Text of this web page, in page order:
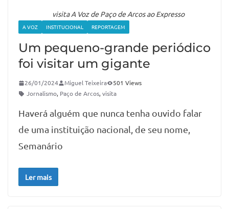
visita A Voz de Paço de Arcos ao Expresso
A VOZ INSTITUCIONAL REPORTAGEM
Um pequeno-grande periódico
foi visitar um gigante
26/01/2024 Miguel Teixeira
501 Views
Jornalismo, Paço de Arcos, visita
Haverá alguém que nunca tenha ouvido falar
de uma instituição nacional, de seu nome,
Semanário
Ler mais